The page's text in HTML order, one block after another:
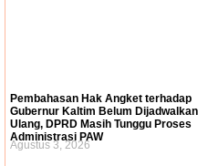
Pembahasan Hak Angket terhadap
Gubernur Kaltim Belum Dijadwalkan
Ulang, DPRD Masih Tunggu Proses
Administrasi PAW
Agustus 3, 2026